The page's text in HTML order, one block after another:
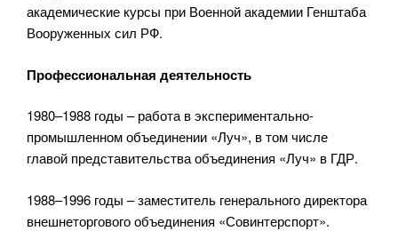
академические курсы при Военной академии Генштаба
Вооруженных сил РФ.
Профессиональная деятельность
1980–1988 годы – работа в экспериментально-
промышленном объединении «Луч», в том числе
главой представительства объединения «Луч» в ГДР.
1988–1996 годы – заместитель генерального директора
внешнеторгового объединения «Совинтерспорт».